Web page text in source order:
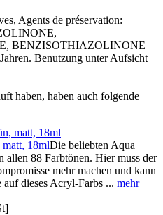
Agents de préservation:
BENZISOTHIAZOLINONE
Benutzung unter Aufsicht
haben, haben auch folgende
18mlDie beliebten Aqua
allen 88 Farbtönen. Hier muss der
mehr machen und kann
dieses Acryl-Farbs ... mehr